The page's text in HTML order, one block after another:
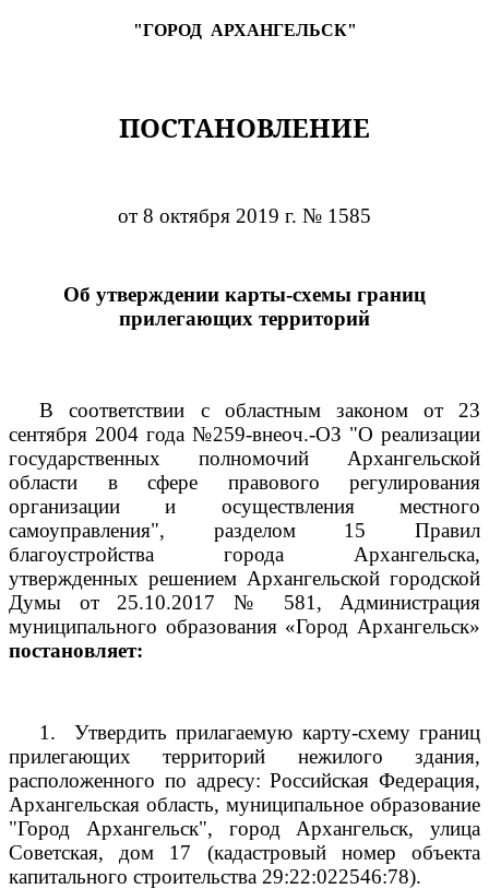
"ГОРОД АРХАНГЕЛЬСК"
ПОСТАНОВЛЕНИЕ
от 8 октября 2019 г. № 1585
Об утверждении карты-схемы границ
прилегающих территорий
В соответствии с областным законом от 23
сентября 2004 года №259-внеоч.-ОЗ "О реализации
государственных полномочий Архангельской
области в сфере правового регулирования
организации и осуществления местного
самоуправления", разделом 15 Правил
благоустройства города Архангельска,
утвержденных решением Архангельской городской
Думы от 25.10.2017 № 581, Администрация
муниципального образования «Город Архангельск»
постановляет:
1.
Утвердить прилагаемую карту-схему границ
прилегающих территорий нежилого здания,
расположенного по адресу: Российская Федерация,
Архангельская область, муниципальное образование
"Город Архангельск", город Архангельск, улица
Советская, дом 17 (кадастровый номер объекта
капитального строительства 29:22:022546:78).